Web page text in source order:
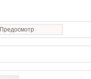
Предосмотр